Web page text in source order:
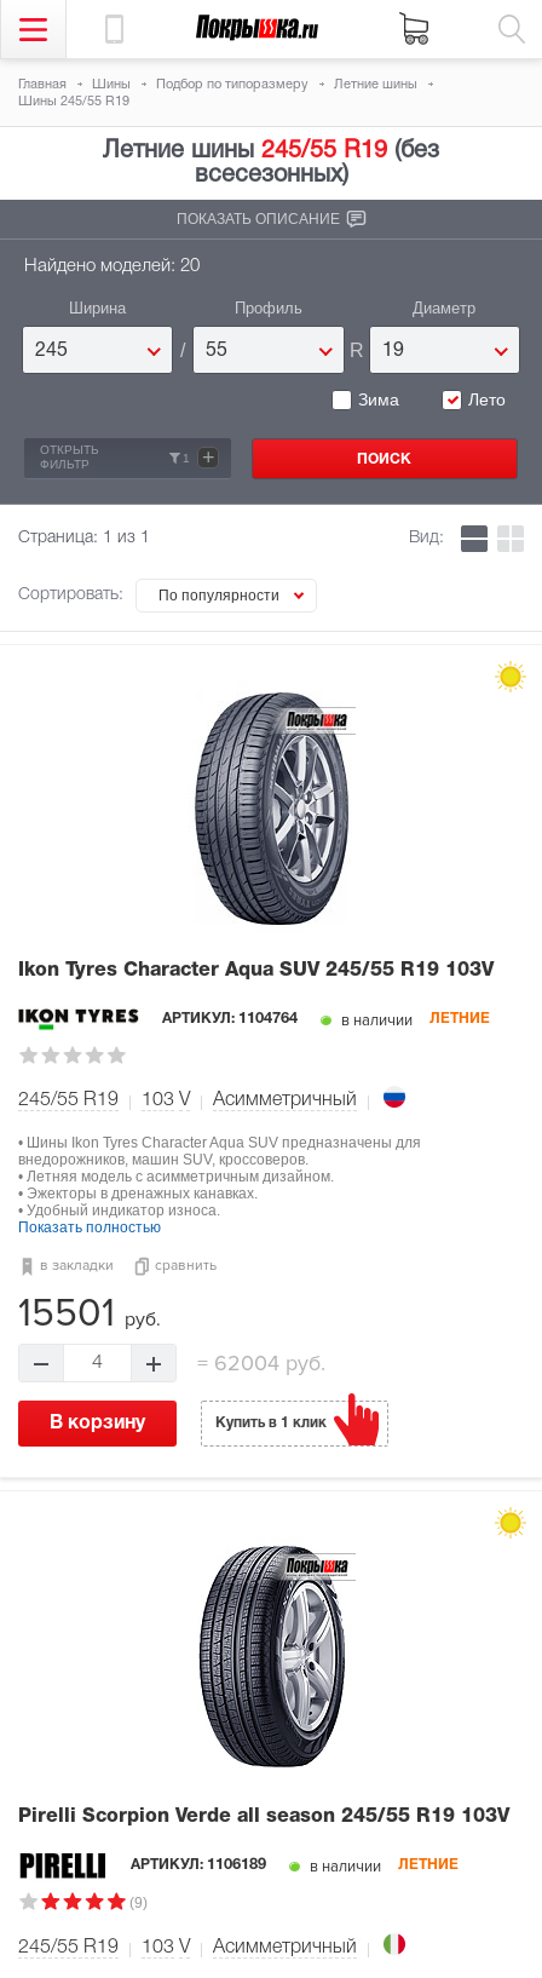
Главная Шины Подбор по типоразмеру
Летние шины
Шины 245/55 R19
Летние шины 245/55 R19 (без
всесезонных)
ПОКАЗАТЬ ОПИСАНИЕ
Найдено моделей: 20
Ширина
245 /
Профиль
55 R
Диаметр
19
Зима Лето
ОТКРЫТЬ
ФИЛЬТР
1 +
Страница: 1 из 1
Сортировать: По популярности
Вид:
Ikon Tyres Character Aqua SUV 245/55 R19 103V
АРТИКУЛ: 1104764 в наличии ЛЕТНИЕ
245/55 R19 103 V Асимметричный
• Шины Ikon Tyres Character Aqua SUV предназначены для
внедорожников, машин SUV, кроссоверов.
• Летняя модель с асимметричным дизайном.
• Эжекторы в дренажных канавках.
• Удобный индикатор износа.
Показать полностью
в закладки сравнить
15501 руб.
4 =62004 руб.
В корзину Купить в 1 клик
Pirelli Scorpion Verde all season 245/55 R19 103V
АРТИКУЛ: 1106189 в наличии ЛЕТНИЕ
(9)
245/55 R19 103 V Асимметричный